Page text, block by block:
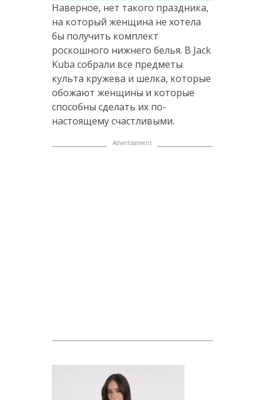
Наверное, нет такого праздника,
на который женщина не хотела
бы получить комплект
роскошного нижнего белья. В Jack
Kuba собрали все предметы
культа кружева и шелка, которые
обожают женщины и которые
способны сделать их по-
настоящему счастливыми.